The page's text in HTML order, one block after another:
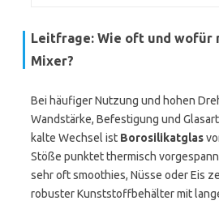
Leitfrage: Wie oft und wofür
Mixer?
Bei häufiger Nutzung und hohen
Wandstärke, Befestigung und
kalte Wechsel ist Borosilikatglas
Stöße punktet thermisch
sehr oft smoothies, Nüsse oder Eis
robuster Kunststoffbehälter mit